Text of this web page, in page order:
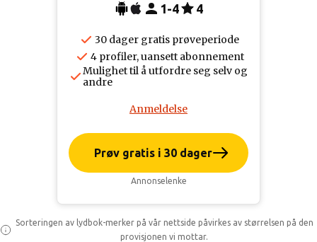
1-4 4
30 dager gratis prøveperiode
4 profiler, uansett abonnement
Mulighet til å utfordre seg selv og
andre
Anmeldelse
Prøv gratis i 30 dager
Annonselenke
Sorteringen av lydbok-merker på vår nettside påvirkes av størrelsen på den
provisjonen vi mottar.